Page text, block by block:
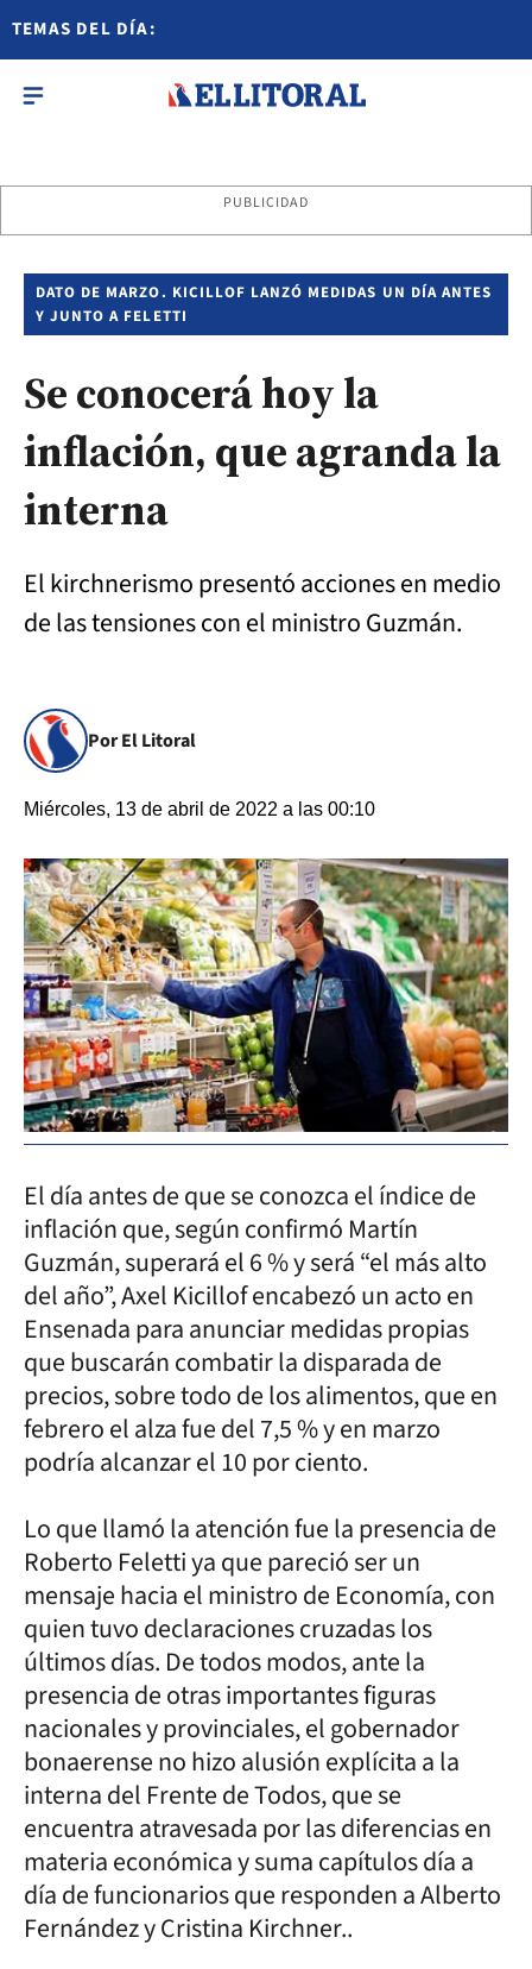
TEMAS DEL DÍA:
PUBLICIDAD
DATO DE MARZO. KICILLOF LANZÓ MEDIDAS UN DÍA ANTES
Y JUNTO A FELETTI
Se conocerá hoy la
inflación, que agranda la
interna
El kirchnerismo presentó acciones en medio
de las tensiones con el ministro Guzmán.
Por El Litoral
Miércoles, 13 de abril de 2022 a las 00:10
El día antes de que se conozca el índice de
inflación que, según confirmó Martín
Guzmán, superará el 6 % y será “el más alto
del año”, Axel Kicillof encabezó un acto en
Ensenada para anunciar medidas propias
que buscarán combatir la disparada de
precios, sobre todo de los alimentos, que en
febrero el alza fue del 7,5 % y en marzo
podría alcanzar el 10 por ciento.
Lo que llamó la atención fue la presencia de
Roberto Feletti ya que pareció ser un
mensaje hacia el ministro de Economía, con
quien tuvo declaraciones cruzadas los
últimos días. De todos modos, ante la
presencia de otras importantes figuras
nacionales y provinciales, el gobernador
bonaerense no hizo alusión explícita a la
interna del Frente de Todos, que se
encuentra atravesada por las diferencias en
materia económica y suma capítulos día a
día de funcionarios que responden a Alberto
Fernández y Cristina Kirchner..